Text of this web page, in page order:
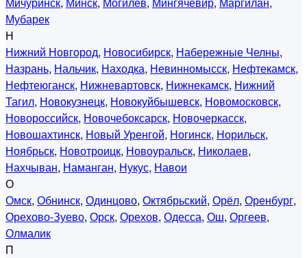
Мубарек
Н
Нижний Новгород, Новосибирск, Набережные Челны,
Назрань, Нальчик, Находка, Невинномысск, Нефтекамск,
Нефтеюганск, Нижневартовск, Нижнекамск, Нижний
Тагил, Новокузнецк, Новокуйбышевск, Новомосковск,
Новороссийск, Новочебоксарск, Новочеркасск,
Новошахтинск, Новый Уренгой, Ногинск, Норильск,
Ноябрьск, Новотроицк, Новоуральск, Николаев,
Нахчыван, Наманган, Нукус, Навои
О
Омск, Обнинск, Одинцово, Октябрьский, Орёл, Оренбург,
Орехово-Зуево, Орск, Орехов, Одесса, Ош, Оргеев,
Олмалик
П